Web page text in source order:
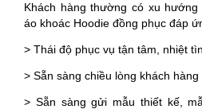
Khách hàng thường có xu
áo khoác Hoodie đồng phục đáp
> Thái độ phục vụ tận tâm, nhiệt
> Sẵn sàng chiều lòng khách
> Sẵn sàng gửi mẫu thiết kế,